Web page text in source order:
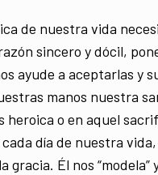
de nuestra vida
sincero y dócil,
ayude a aceptarlas y
manos nuestra
heroica o en aquel
día de nuestra
gracia. Él nos